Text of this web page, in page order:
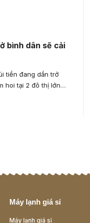
bình dân sẽ cải
tiền đang dần trở
hoi tại 2 đô thị lớn…
Máy lạnh giá sỉ
Máy lạnh giá sỉ